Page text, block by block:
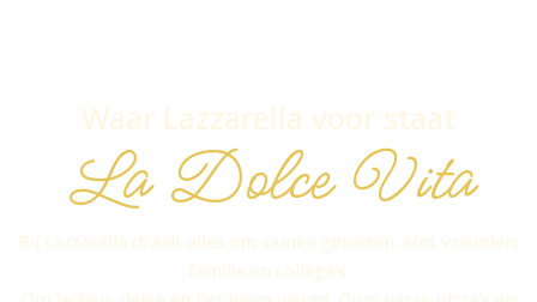
Waar Lazzarella voor staat
La Dolce Vita
Bij Lazzarella draait alles om samen genieten. Met vrienden,
familie en collega’s.